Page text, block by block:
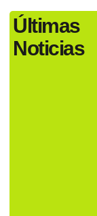
Últimas
Noticias